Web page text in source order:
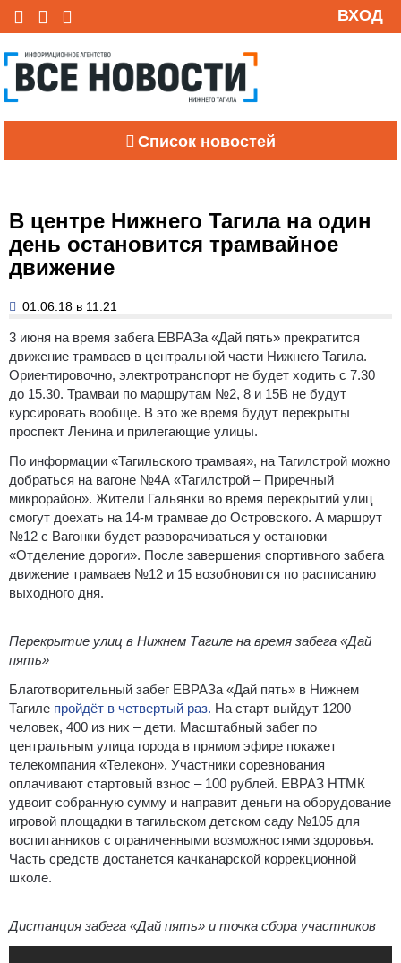
ВХОД
Список новостей
В центре Нижнего Тагила на один
день остановится трамвайное
движение
01.06.18 в 11:21
3 июня на время забега ЕВРАЗа «Дай пять» прекратится
движение трамваев в центральной части Нижнего Тагила.
Ориентировочно, электротранспорт не будет ходить с 7.30
до 15.30. Трамваи по маршрутам №2, 8 и 15В не будут
курсировать вообще. В это же время будут перекрыты
проспект Ленина и прилегающие улицы.
По информации «Тагильского трамвая», на Тагилстрой можно
добраться на вагоне №4А «Тагилстрой – Приречный
микрорайон». Жители Гальянки во время перекрытий улиц
смогут доехать на 14-м трамвае до Островского. А маршрут
№12 с Вагонки будет разворачиваться у остановки
«Отделение дороги». После завершения спортивного забега
движение трамваев №12 и 15 возобновится по расписанию
выходного дня.
Перекрытие улиц в Нижнем Тагиле на время забега «Дай
пять»
Благотворительный забег ЕВРАЗа «Дай пять» в Нижнем
Тагиле пройдёт в четвертый раз. На старт выйдут 1200
человек, 400 из них – дети. Масштабный забег по
центральным улица города в прямом эфире покажет
телекомпания «Телекон». Участники соревнования
оплачивают стартовый взнос – 100 рублей. ЕВРАЗ НТМК
удвоит собранную сумму и направит деньги на оборудование
игровой площадки в тагильском детском саду №105 для
воспитанников с ограниченными возможностями здоровья.
Часть средств достанется качканарской коррекционной
школе.
Дистанция забега «Дай пять» и точка сбора участников